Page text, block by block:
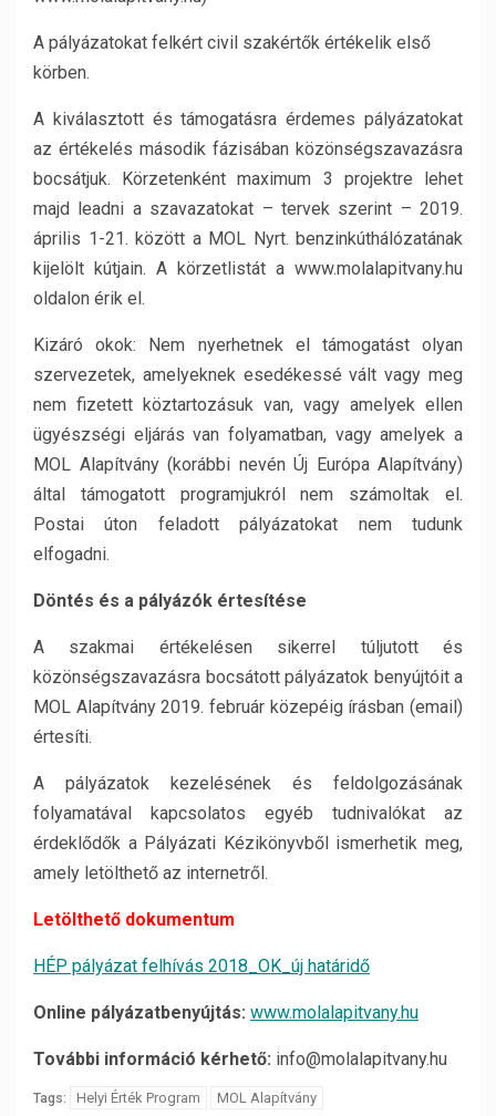
A pályázatokat felkért civil szakértők értékelik első
körben.
A kiválasztott és támogatásra érdemes pályázatokat
az értékelés második fázisában közönségszavazásra
bocsátjuk. Körzetenként maximum 3 projektre lehet
majd leadni a szavazatokat – tervek szerint – 2019.
április 1-21. között a MOL Nyrt. benzinkúthálózatának
kijelölt kútjain. A körzetlistát a www.molalapitvany.hu
oldalon érik el.
Kizáró okok: Nem nyerhetnek el támogatást olyan
szervezetek, amelyeknek esedékessé vált vagy meg
nem fizetett köztartozásuk van, vagy amelyek ellen
ügyészségi eljárás van folyamatban, vagy amelyek a
MOL Alapítvány (korábbi nevén Új Európa Alapítvány)
által támogatott programjukról nem számoltak el.
Postai úton feladott pályázatokat nem tudunk
elfogadni.
Döntés és a pályázók értesítése
A szakmai értékelésen sikerrel túljutott és
közönségszavazásra bocsátott pályázatok benyújtóit a
MOL Alapítvány 2019. február közepéig írásban (email)
értesíti.
A pályázatok kezelésének és feldolgozásának
folyamatával kapcsolatos egyéb tudnivalókat az
érdeklődők a Pályázati Kézikönyvből ismerhetik meg,
amely letölthető az internetről.
Letölthető dokumentum
HÉP pályázat felhívás 2018_OK_új határidő
Online pályázatbenyújtás: www.molalapitvany.hu
További információ kérhető: info@molalapitvany.hu
Tags: Helyi Érték Program MOL Alapítvány